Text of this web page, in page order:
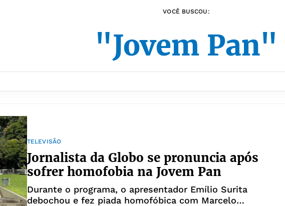
VOCÊ BUSCOU:
"Jovem Pan"
TELEVISÃO
Jornalista da Globo se pronuncia após
sofrer homofobia na Jovem Pan
Durante o programa, o apresentador Emílio Surita
debochou e fez piada homofóbica com Marcelo